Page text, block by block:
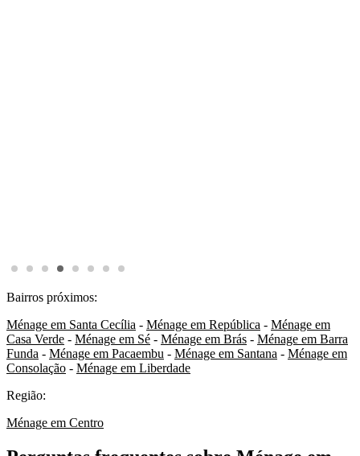
Bairros próximos:
Ménage em Santa Cecília - Ménage em República - Ménage em
Casa Verde - Ménage em Sé - Ménage em Brás - Ménage em Barra
Funda - Ménage em Pacaembu - Ménage em Santana - Ménage em
Consolação - Ménage em Liberdade
Região:
Ménage em Centro